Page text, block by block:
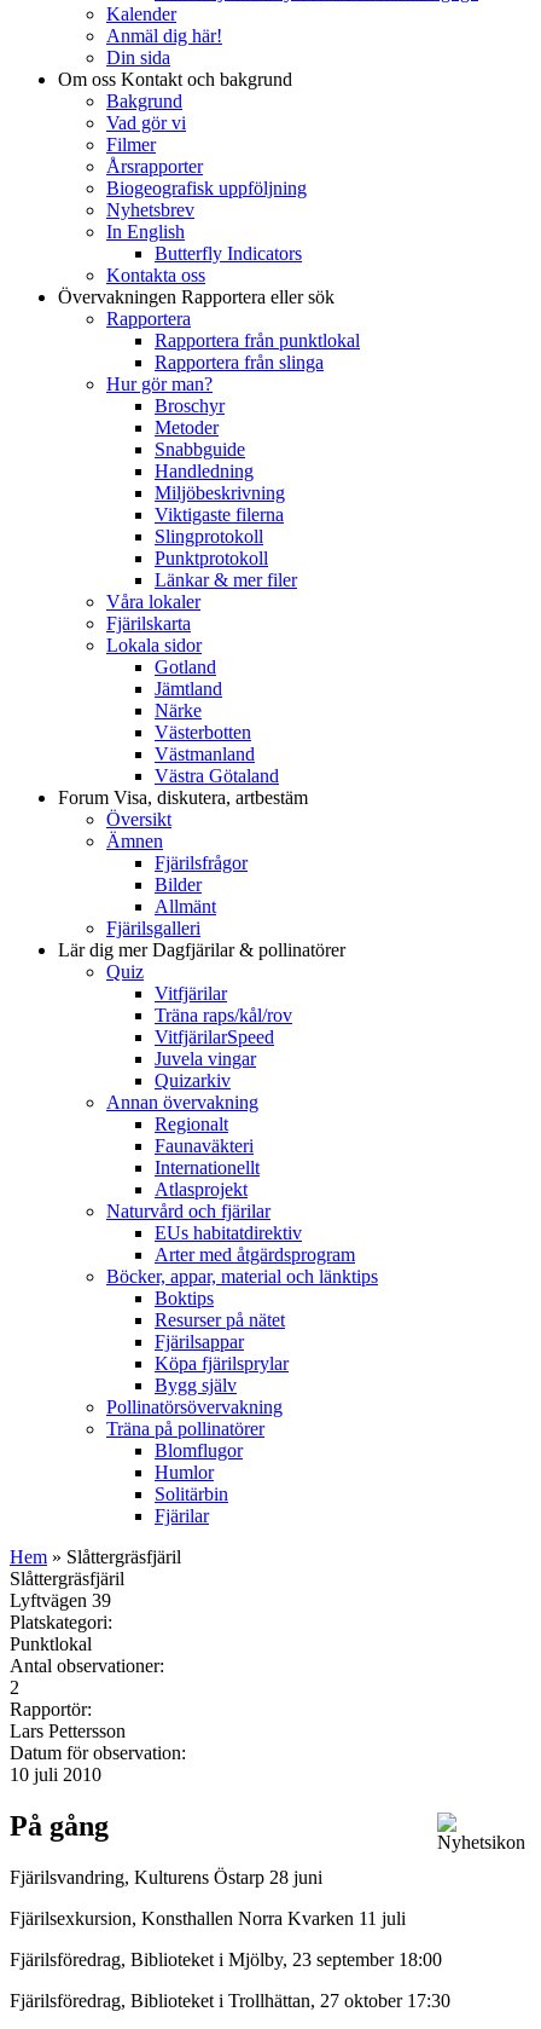
Kalender
Anmäl dig här!
Din sida
Om oss Kontakt och bakgrund
Bakgrund
Vad gör vi
Filmer
Årsrapporter
Biogeografisk uppföljning
Nyhetsbrev
In English
Butterfly Indicators
Kontakta oss
Övervakningen Rapportera eller sök
Rapportera
Rapportera från punktlokal
Rapportera från slinga
Hur gör man?
Broschyr
Metoder
Snabbguide
Handledning
Miljöbeskrivning
Viktigaste filerna
Slingprotokoll
Punktprotokoll
Länkar & mer filer
Våra lokaler
Fjärilskarta
Lokala sidor
Gotland
Jämtland
Närke
Västerbotten
Västmanland
Västra Götaland
Forum Visa, diskutera, artbestäm
Översikt
Ämnen
Fjärilsfrågor
Bilder
Allmänt
Fjärilsgalleri
Lär dig merDagfjärilar & pollinatörer
Quiz
Vitfjärilar
Träna raps/kål/rov
VitfjärilarSpeed
Juvela vingar
Quizarkiv
Annan övervakning
Regionalt
Faunaväkteri
Internationellt
Atlasprojekt
Naturvård och fjärilar
EUs habitatdirektiv
Arter med åtgärdsprogram
Böcker, appar, material och länktips
Boktips
Resurser på nätet
Fjärilsappar
Köpa fjärilsprylar
Bygg själv
Pollinatörsövervakning
Träna på pollinatörer
Blomflugor
Humlor
Solitärbin
Fjärilar
Hem » Slåttergräsfjäril
Slåttergräsfjäril
Lyftvägen 39
Platskategori:
Punktlokal
Antal observationer:
2
Rapportör:
Lars Pettersson
Datum för observation:
10 juli 2010
På gång
Fjärilsvandring, Kulturens Östarp 28 juni
Fjärilsexkursion, Konsthallen Norra Kvarken 11 juli
Fjärilsföredrag, Biblioteket i Mjölby, 23 september 18:00
Fjärilsföredrag, Biblioteket i Trollhättan, 27 oktober 17:30